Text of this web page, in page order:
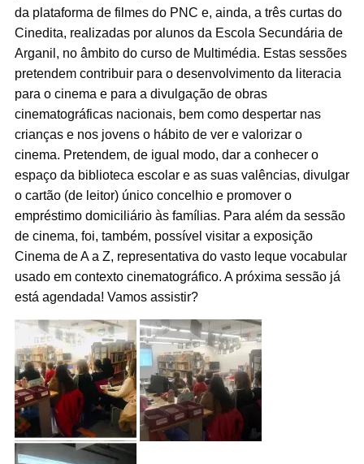
da plataforma de filmes do PNC e, ainda, a três curtas do
Cinedita, realizadas por alunos da Escola Secundária de
Arganil, no âmbito do curso de Multimédia. Estas sessões
pretendem contribuir para o desenvolvimento da literacia
para o cinema e para a divulgação de obras
cinematográficas nacionais, bem como despertar nas
crianças e nos jovens o hábito de ver e valorizar o
cinema. Pretendem, de igual modo, dar a conhecer o
espaço da biblioteca escolar e as suas valências, divulgar
o cartão (de leitor) único concelhio e promover o
empréstimo domiciliário às famílias. Para além da sessão
de cinema, foi, também, possível visitar a exposição
Cinema de A a Z, representativa do vasto leque vocabular
usado em contexto cinematográfico. A próxima sessão já
está agendada! Vamos assistir?